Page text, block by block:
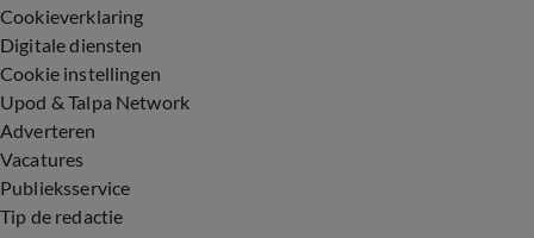
Cookieverklaring
Digitale diensten
Cookie instellingen
Upod & Talpa Network
Adverteren
Vacatures
Publieksservice
Tip de redactie